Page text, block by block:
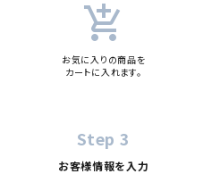
add_shopping_cart
お気に入りの商品を
カートに入れます。
Step 3
お客様情報を入力